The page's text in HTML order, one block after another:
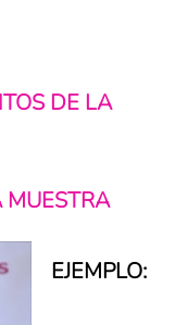
DE LA
MUESTRA
EJEMPLO: